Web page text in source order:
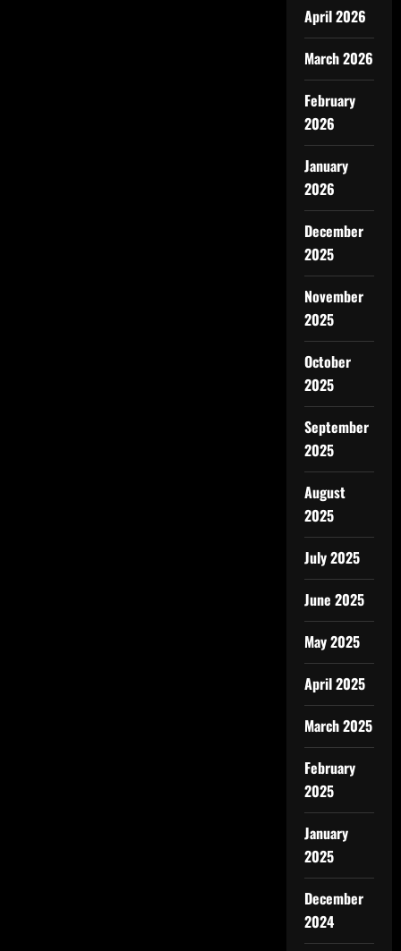
April 2026
March 2026
February
2026
January
2026
December
2025
November
2025
October
2025
September
2025
August
2025
July 2025
June 2025
May 2025
April 2025
March 2025
February
2025
January
2025
December
2024